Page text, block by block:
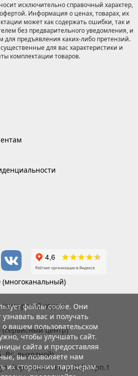
исключительно справочный характер,
Информация о ценах, товарах, их
может как содержать ошибки, так и
без предварительного уведомления, и
для предъявления каких-либо претензий.
для вас характеристики и
комплектации товаров.
(многоканальный)
(дилерский отдел)
(сервисный центр)
Вс. выходной)
Воронцовская, д. 35Б корп.1
файлы cookie. Они
вас и получать
вашем пользовательском
чтобы улучшать сайт.
сайта и предоставляя
вы позволяете нам
их сторонним партнерам.